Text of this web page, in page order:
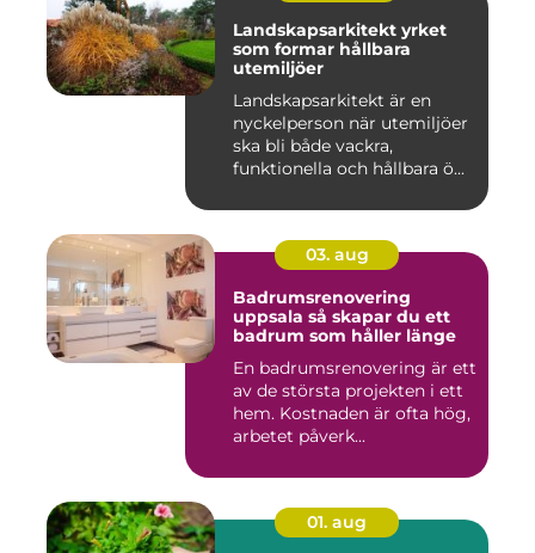
Landskapsarkitekt yrket
som formar hållbara
utemiljöer
Landskapsarkitekt är en
nyckelperson när utemiljöer
ska bli både vackra,
funktionella och hållbara ö...
03. aug
Badrumsrenovering
uppsala så skapar du ett
badrum som håller länge
En badrumsrenovering är ett
av de största projekten i ett
hem. Kostnaden är ofta hög,
arbetet påverk...
01. aug